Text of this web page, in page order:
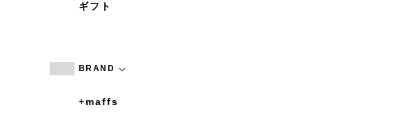
ギフト
BRAND
+maffs